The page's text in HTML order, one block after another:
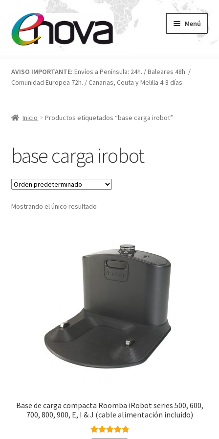
a
la
al
contenido
Menú
Blog
Contacto
ENOVA
AVISO IMPORTANTE: Envíos a Península: 24h. / Baleares 48h. /
Comunidad Europea 72h. / Canarias, Ceuta y Melilla 4-8 días.
Inicio Productos etiquetados “base carga irobot”
base carga irobot
Mostrando el único resultado
Base de carga compacta Roomba iRobot series 500, 600,
700, 800, 900, E, I & J (cable alimentación incluido)